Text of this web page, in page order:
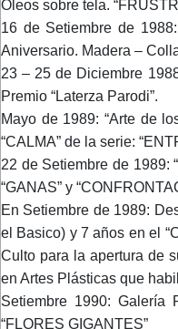
Óleos sobre tela.
16 de Setiembre de
Aniversario. Madera –
23 – 25 de Diciembre
Premio “Laterza Parodi”.
Mayo de 1989: “Arte de
“CALMA” de la serie:
22 de Setiembre de 1989:
“GANAS” y
En Setiembre de 1989:
el Basico) y 7 años en el
Culto para la apertura de
en Artes Plásticas que
Setiembre 1990: Galería
“FLORES GIGANTES”